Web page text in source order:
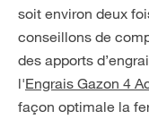
soit environ deux
conseillons de
des apports
l'Engrais Gazon 4
façon optimale la